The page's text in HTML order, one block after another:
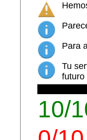
Para
Tu
futuro
10/